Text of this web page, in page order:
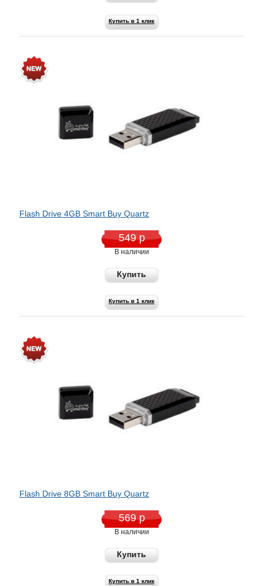
Купить в 1 клик
Flash Drive 4GB Smart Buy Quartz
549 р
В наличии
Купить
Купить в 1 клик
Flash Drive 8GB Smart Buy Quartz
569 р
В наличии
Купить
Купить в 1 клик